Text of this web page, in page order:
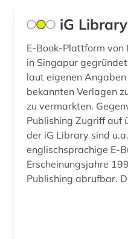
f&amp;e (1)
fachportal (1)
fakten (1)
fauna (1)
fernsehen (1)
fest (1)
Rumänien (1)
Sachsen (1)
Schweden (1)
Schweiz (4)
Serbien (1)
Slowakei (1)
iG Library
E-Book-Plattform von
in Singapur
laut eigenen
bekannten Verlagen
zu vermarkten.
Publishing Zugriff auf
der iG Library sind
englischsprachige E-
Erscheinungsjahre
Publishing abrufbar.